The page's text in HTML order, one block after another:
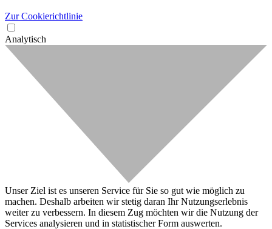
Zur Cookierichtlinie
Analytisch
Unser Ziel ist es unseren Service für Sie so gut wie möglich zu
machen. Deshalb arbeiten wir stetig daran Ihr Nutzungserlebnis
weiter zu verbessern. In diesem Zug möchten wir die Nutzung der
Services analysieren und in statistischer Form auswerten.